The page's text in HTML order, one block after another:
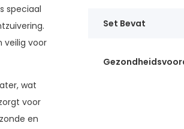
speciaal
veilig voor
wat
voor
en
Set Bevat